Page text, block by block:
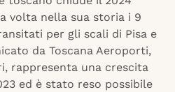
volta nella sua storia i 9
per gli scali di Pisa e
da Toscana Aeroporti,
rappresenta una crescita
ed è stato reso possibile